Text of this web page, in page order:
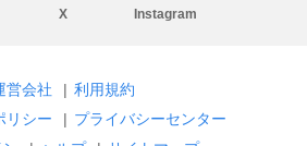
X Instagram
営会社 | 利用規約
リシー
| プライバシーセンター